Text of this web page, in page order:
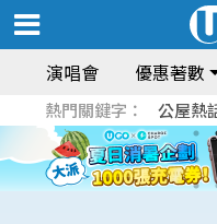
演唱會 優惠著數
熱門關鍵字： 公屋熱